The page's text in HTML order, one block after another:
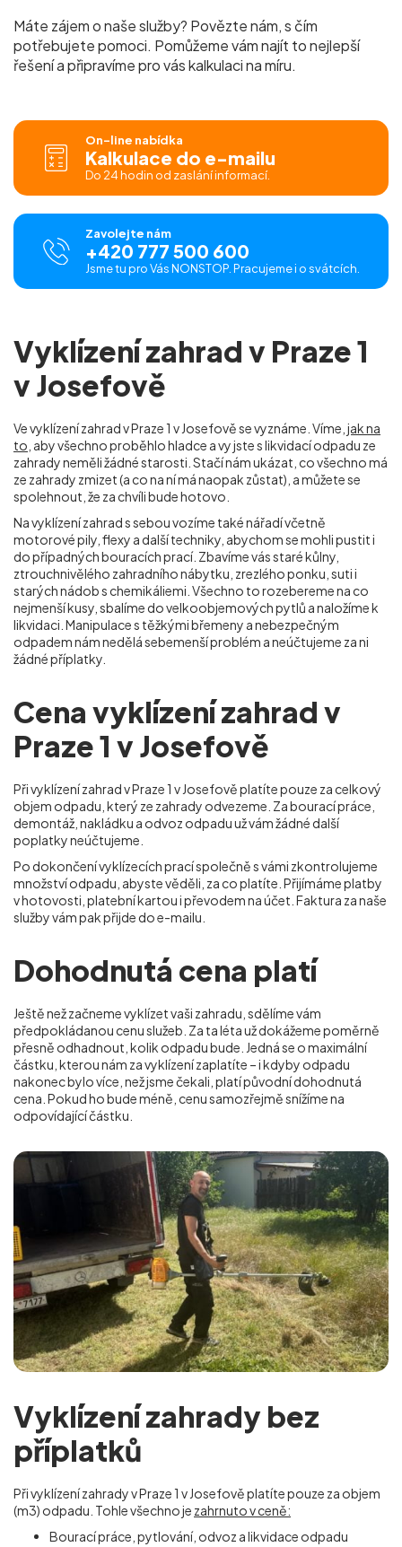
Máte zájem o naše služby? Povězte nám, s čím
potřebujete pomoci. Pomůžeme vám najít to nejlepší
řešení a připravíme pro vás kalkulaci na míru.
On-line nabídka
Kalkulace do e-mailu
Do 24 hodin od zaslání informací.
Zavolejte nám
+420 777 500 600
Jsme tu pro Vás NONSTOP. Pracujeme i o svátcích.
Vyklízení zahrad v Praze 1
v Josefově
Ve vyklízení zahrad v Praze 1 v Josefověse vyznáme. Víme, jak na
to , aby všechno proběhlo hladce a vy jste s likvidací odpadu ze
zahrady neměli žádné starosti. Stačí nám ukázat, co všechno má
ze zahrady zmizet (a co na ní má naopak zůstat), a můžete se
spolehnout, že za chvíli bude hotovo.
Na vyklízení zahrad s sebou vozíme také nářadí včetně
motorové pily, flexy a další techniky, abychom se mohli pustit i
do případných bouracích prací. Zbavíme vás staré kůlny,
ztrouchnivělého zahradního nábytku, zrezlého ponku, suti i
starých nádob s chemikáliemi. Všechno to rozebereme na co
nejmenší kusy, sbalíme do velkoobjemových pytlů a naložíme k
likvidaci. Manipulace s těžkými břemeny a nebezpečným
odpadem nám nedělá sebemenší problém a neúčtujeme za ni
žádné příplatky.
Cena vyklízení zahrad v
Praze 1 v Josefově
Při vyklízení zahrad v Praze 1 v Josefověplatíte pouze za celkový
objem odpadu, který ze zahrady odvezeme. Za bourací práce,
demontáž, nakládku a odvoz odpadu už vám žádné další
poplatky neúčtujeme.
Po dokončení vyklízecích prací společně s vámi zkontrolujeme
množství odpadu, abyste věděli, za co platíte. Přijímáme platby
v hotovosti, platební kartou i převodem na účet. Faktura za naše
služby vám pak přijde do e-mailu.
Dohodnutá cena platí
Ještě než začneme vyklízet vaši zahradu, sdělíme vám
předpokládanou cenu služeb. Za ta léta už dokážeme poměrně
přesně odhadnout, kolik odpadu bude. Jedná se o maximální
částku, kterou nám za vyklízení zaplatíte – i kdyby odpadu
nakonec bylo více, než jsme čekali, platí původní dohodnutá
cena. Pokud ho bude méně, cenu samozřejmě snížíme na
odpovídající částku.
Vyklízení zahrady bez
příplatků
Při vyklízení zahrady v Praze 1 v Josefověplatíte pouze za objem
(m3) odpadu. Tohle všechno je zahrnuto v ceně:
Bourací práce, pytlování, odvoz a likvidace odpadu